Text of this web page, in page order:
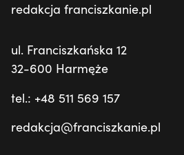
redakcja franciszkanie.pl
ul. Franciszkańska 12
32-600 Harmęże
tel.: +48 511 569 157
redakcja@franciszkanie.pl